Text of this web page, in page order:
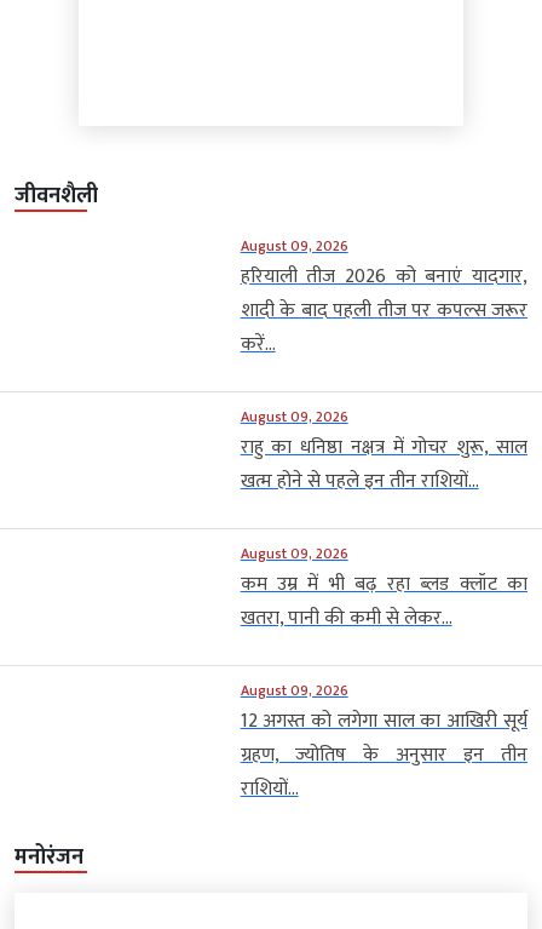
जीवनशैली
August 09, 2026
हरियाली तीज 2026 को बनाएं यादगार,
शादी के बाद पहली तीज पर कपल्स जरूर
करें...
August 09, 2026
राहु का धनिष्ठा नक्षत्र में गोचर शुरू, साल
खत्म होने से पहले इन तीन राशियों...
August 09, 2026
कम उम्र में भी बढ़ रहा ब्लड क्लॉट का
खतरा, पानी की कमी से लेकर...
August 09, 2026
12 अगस्त को लगेगा साल का आखिरी सूर्य
ग्रहण, ज्योतिष के अनुसार इन तीन
राशियों...
मनोरंजन